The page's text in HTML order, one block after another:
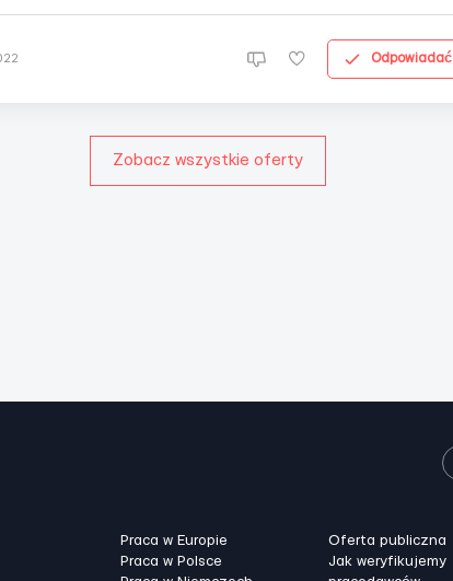
Odpowiadać
Zobacz wszystkie oferty
Praca w Europie
Praca w Polsce
Oferta publiczna
Jak weryfikujemy